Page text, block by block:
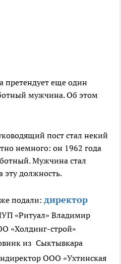
претендует еще один
мужчина. Об этом
пост стал некий
немного: он 1962 года
Мужчина стал
должность.
подали: директор
«Ритуал» Владимир
«Холдинг-строй»
из Сыктывкара
ООО «Ухтинская